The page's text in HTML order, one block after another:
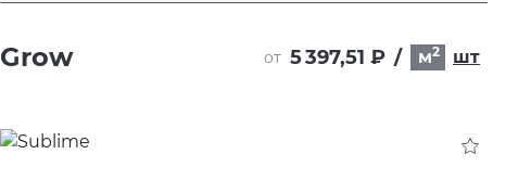
Grow от 5 397,51 ₽ / м2 шт